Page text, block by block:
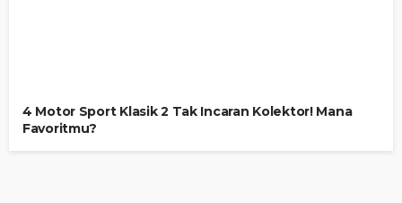
4 Motor Sport Klasik 2 Tak Incaran Kolektor! Mana
Favoritmu?